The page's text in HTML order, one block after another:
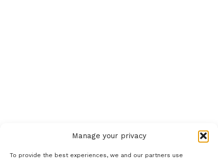
Manage your privacy
To provide the best experiences, we and our partners use